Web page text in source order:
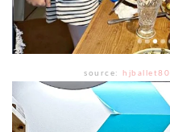
source: